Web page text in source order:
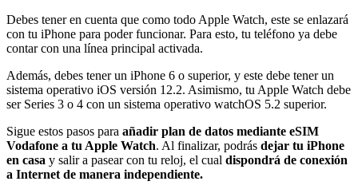
Debes tener en cuenta que como todo Apple Watch, este se enlazará
con tu iPhone para poder funcionar. Para esto, tu teléfono ya debe
contar con una línea principal activada.
Además, debes tener un iPhone 6 o superior, y este debe tener un
sistema operativo iOS versión 12.2. Asimismo, tu Apple Watch debe
ser Series 3 o 4 con un sistema operativo watchOS 5.2 superior.
Sigue estos pasos para añadir plan de datos mediante eSIM
Vodafone a tu Apple Watch. Al finalizar, podrás dejar tu iPhone
en casa y salir a pasear con tu reloj, el cual dispondrá de conexión
a Internet de manera independiente.